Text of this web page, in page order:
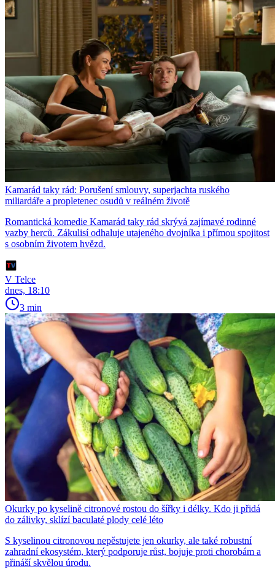
Kamarád taky rád: Porušení smlouvy, superjachta ruského
miliardáře a propletenec osudů v reálném životě
Romantická komedie Kamarád taky rád skrývá zajímavé rodinné
vazby herců. Zákulisí odhaluje utajeného dvojníka i přímou spojitost
s osobním životem hvězd.
V Telce
dnes, 18:10
3 min
Okurky po kyselině citronové rostou do šířky i délky. Kdo ji přidá
do zálivky, sklízí baculaté plody celé léto
S kyselinou citronovou nepěstujete jen okurky, ale také robustní
zahradní ekosystém, který podporuje růst, bojuje proti chorobám a
přináší skvělou úrodu.